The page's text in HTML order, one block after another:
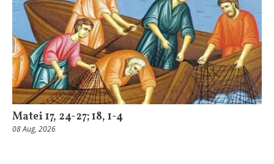
Matei 17, 24-27; 18, 1-4
08 Aug, 2026